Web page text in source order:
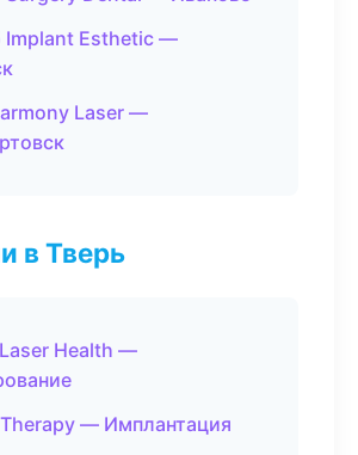
Esthetic —
Laser —
в Тверь
Health —
— Имплантация